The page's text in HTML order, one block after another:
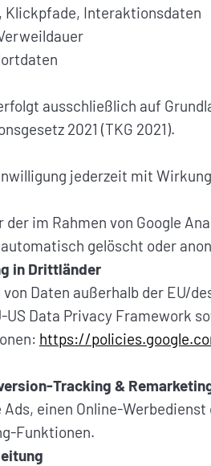
Klickpfade, Interaktionsdaten
ausschließlich auf
2021 (TKG 2021).
jederzeit mit
der im Rahmen von Google
gelöscht oder
in Drittländer
Daten außerhalb der EU/
Data Privacy Framework
https://
Tracking &
Ads, einen Online-
Funktionen.